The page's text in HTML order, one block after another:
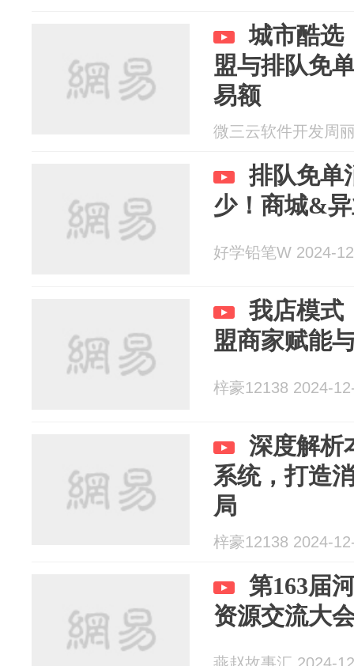
城市酷选
盟与排队免
易额
微三云软件开发周
排队免单
少！商城&
好学铅笔W 2024-
我店模式
盟商家赋能
梓豪12138 2024-
深度解析
系统，打造
局
梓豪12138 2024-
第163届
资源交流大